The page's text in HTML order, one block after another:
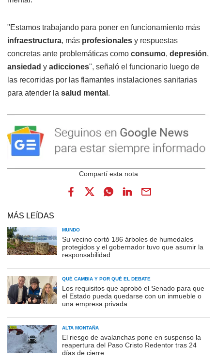
"Estamos trabajando para poner en funcionamiento más
infraestructura, más profesionales y respuestas
concretas ante problemáticas como consumo, depresión,
ansiedad y adicciones", señaló el funcionario luego de
las recorridas por las flamantes instalaciones sanitarias
para atender la salud mental .
MÁS LEÍDAS
MUNDO
Su vecino cortó 186 árboles de humedales
protegidos y el gobernador tuvo que asumir la
responsabilidad
QUÉ CAMBIA Y POR QUÉ EL DEBATE
Los requisitos que aprobó el Senado para que
el Estado pueda quedarse con un inmueble o
una empresa privada
ALTA MONTAÑA
El riesgo de avalanchas pone en suspenso la
reapertura del Paso Cristo Redentor tras 24
días de cierre